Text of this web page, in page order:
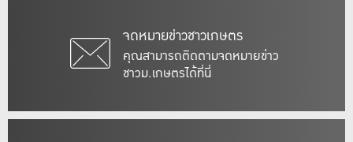
จดหมายข่าวชาวเกษตร
คุณสามารถติดตามจดหมายข่าว
ชาวม.เกษตรได้ที่นี่